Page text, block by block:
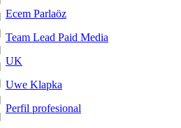
Ecem Parlaöz
Team Lead Paid Media
UK
Uwe Klapka
Perfil profesional